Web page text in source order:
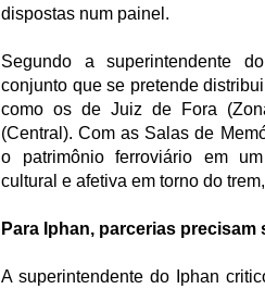
dispostas num painel.
Segundo a superintendente
conjunto que se pretende
como os de Juiz de Fora
(Central). Com as Salas de
o patrimônio ferroviário em
cultural e afetiva em torno do
Para Iphan, parcerias precisam
A superintendente do Iphan